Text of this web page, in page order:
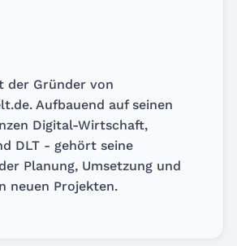
der Gründer von
Aufbauend auf seinen
Digital-Wirtschaft,
DLT - gehört seine
Planung, Umsetzung und
neuen Projekten.